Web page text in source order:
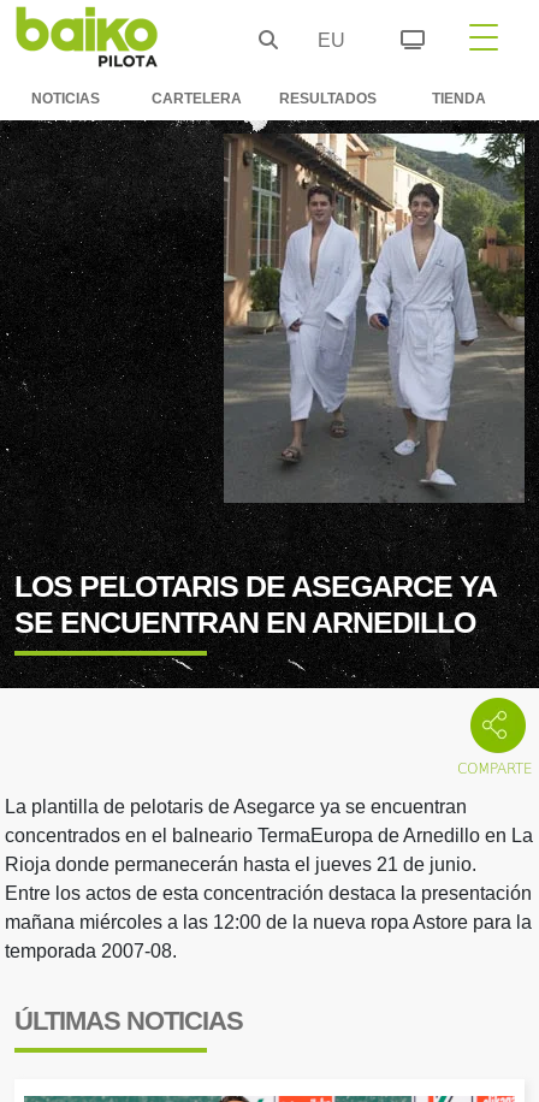
EU
NOTICIAS CARTELERA RESULTADOS TIENDA
LOS PELOTARIS DE ASEGARCE YA
SE ENCUENTRAN EN ARNEDILLO
La plantilla de pelotaris de Asegarce ya se encuentran
concentrados en el balneario TermaEuropa de Arnedillo en La
Rioja donde permanecerán hasta el jueves 21 de junio.
Entre los actos de esta concentración destaca la presentación
mañana miércoles a las 12:00 de la nueva ropa Astore para la
temporada 2007-08.
ÚLTIMAS NOTICIAS